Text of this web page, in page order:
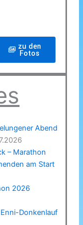
zu den
Fotos
Abend
– Marathon
am Start
2026
Donkenlauf